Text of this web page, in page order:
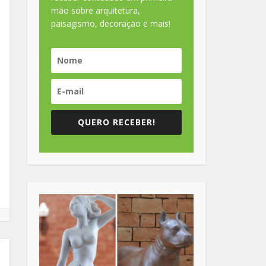
mão sobre arquitetura,
paisagismo, decoração e mais!
QUERO RECEBER!